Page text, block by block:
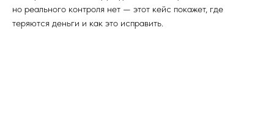
но реального контроля нет — этот кейс покажет, где
теряются деньги и как это исправить.